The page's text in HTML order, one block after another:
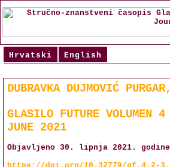
Hrvatski English
DUBRAVKA DUJMOVIĆ
GLASILO FUTURE
JUNE 2021
Objavljeno 30. lipnja 2021.